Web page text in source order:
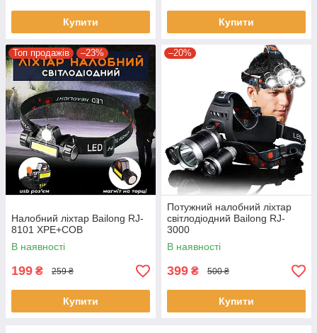
Купити Купити
Топ продажів –23%
Налобний ліхтар Bailong RJ-
8101 XPE+COB
В наявності
199 ₴ 259 ₴
Купити
–20%
Потужний налобний ліхтар
світлодіодний Bailong RJ-
3000
В наявності
399 ₴ 500 ₴
Купити